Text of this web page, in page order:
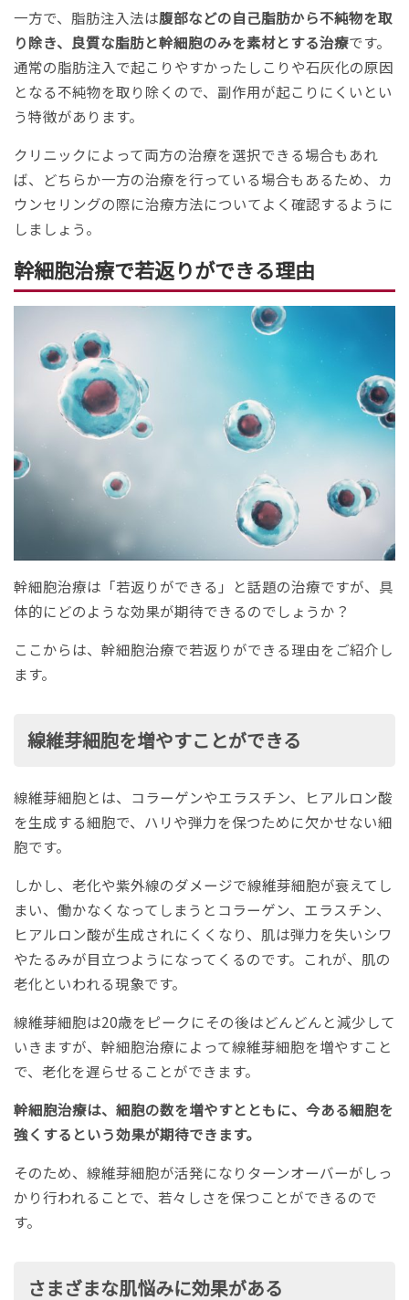
一方で、脂肪注入法は腹部などの自己脂肪から不純物を取
り除き、良質な脂肪と幹細胞のみを素材とする治療です。
通常の脂肪注入で起こりやすかったしこりや石灰化の原因
となる不純物を取り除くので、副作用が起こりにくいとい
う特徴があります。
クリニックによって両方の治療を選択できる場合もあれ
ば、どちらか一方の治療を行っている場合もあるため、カ
ウンセリングの際に治療方法についてよく確認するように
しましょう。
幹細胞治療で若返りができる理由
幹細胞治療は「若返りができる」と話題の治療ですが、具
体的にどのような効果が期待できるのでしょうか？
ここからは、幹細胞治療で若返りができる理由をご紹介し
ます。
線維芽細胞を増やすことができる
線維芽細胞とは、コラーゲンやエラスチン、ヒアルロン酸
を生成する細胞で、ハリや弾力を保つために欠かせない細
胞です。
しかし、老化や紫外線のダメージで線維芽細胞が衰えてし
まい、働かなくなってしまうとコラーゲン、エラスチン、
ヒアルロン酸が生成されにくくなり、肌は弾力を失いシワ
やたるみが目立つようになってくるのです。これが、肌の
老化といわれる現象です。
線維芽細胞は20歳をピークにその後はどんどんと減少して
いきますが、幹細胞治療によって線維芽細胞を増やすこと
で、老化を遅らせることができます。
幹細胞治療は、細胞の数を増やすとともに、今ある細胞を
強くするという効果が期待できます。
そのため、線維芽細胞が活発になりターンオーバーがしっ
かり行われることで、若々しさを保つことができるので
す。
さまざまな肌悩みに効果がある